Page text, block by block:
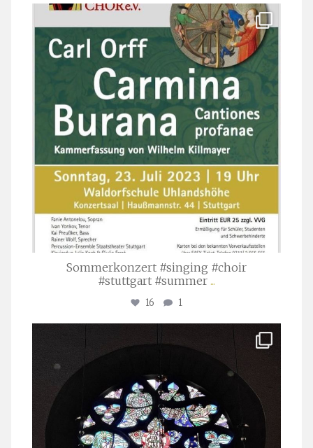
stuttgarter_oratorienchor
Juli 22
Sommerkonzert #singing #choir
#stuttgart #summer ...
16 1
Apr. 1